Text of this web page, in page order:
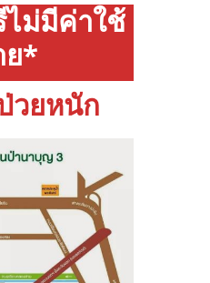
ม่มีค่าใช้
ย*
วยหนัก